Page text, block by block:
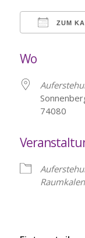
ZUM
Wo
74080